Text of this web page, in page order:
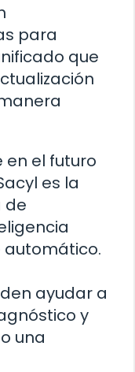
para
que
el futuro
es la
de
automático.
ayudar a
y
una